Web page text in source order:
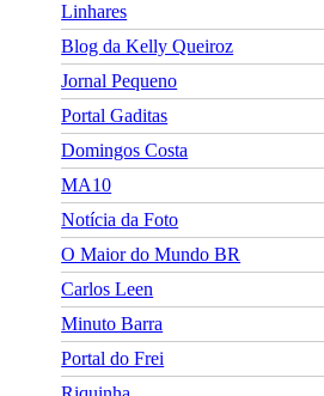
Linhares
Blog da Kelly Queiroz
Jornal Pequeno
Portal Gaditas
Domingos Costa
MA10
Notícia da Foto
O Maior do Mundo BR
Carlos Leen
Minuto Barra
Portal do Frei